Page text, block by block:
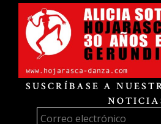
SUSCRÍBASE A